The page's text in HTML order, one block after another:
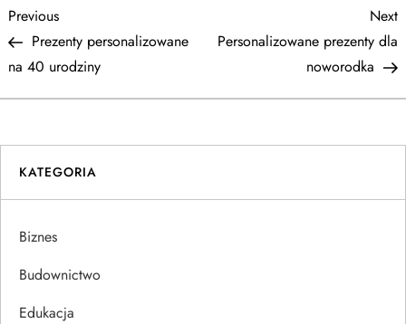
N
a
w
i
g
a
c
Previous
Post
Previous
Prezenty personalizowane
na 40 urodziny
Next
Personalizowane prezenty dla
noworodka
KATEGORIA
Biznes
Budownictwo
Edukacja